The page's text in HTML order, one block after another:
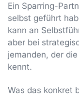
Ein Sparring-
selbst geführt
kann an
aber bei
jemanden, der
kennt.
Was das konkret